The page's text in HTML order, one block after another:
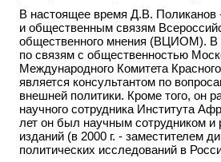
В настоящее время Д.В.
и общественным связям
общественного мнения (ВЦИОМ). В
по связям с общественностью
Международного Комитета
является консультантом по
внешней политики. Кроме того, он
научного сотрудника Института
лет он был научным сотрудником и
изданий (в 2000 г. - заместителем
политических исследований в